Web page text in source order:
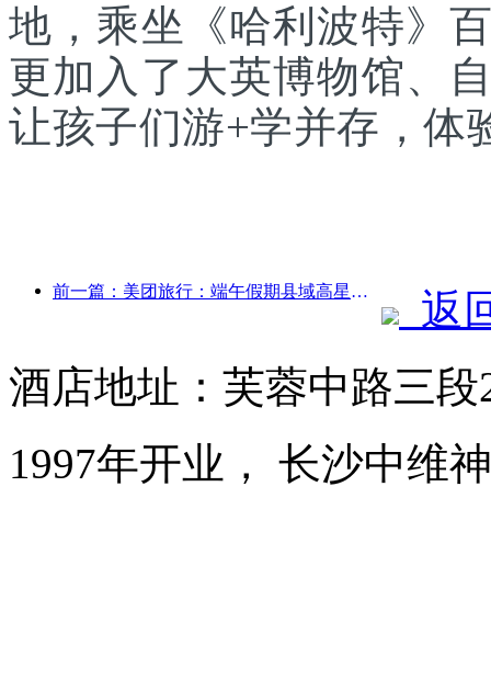
地，乘坐《哈利波特》
更加入了大英博物馆、
让孩子们游+学并存，体
前一篇：美团旅行：端午假期县域高星酒店预订火热，亲子家庭成主力
返
酒店地址：芙蓉中路三
1997年开业， 长沙中